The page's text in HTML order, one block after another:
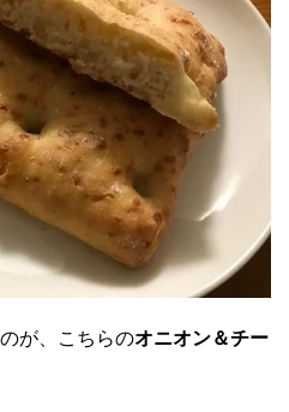
が、こちらのオニオン＆チー